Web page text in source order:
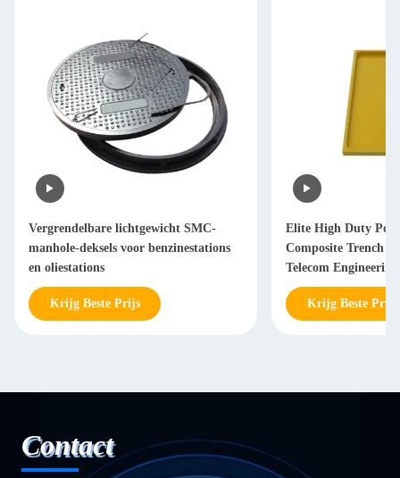
Vergrendelbare lichtgewicht SMC-
manhole-deksels voor benzinestations
en oliestations
Krijg Beste Prijs
Elite High Duty
Composite Trench
Telecom Engineering
Krijg Beste Prijs
Contact